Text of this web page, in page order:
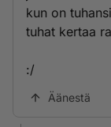
kun on
tuhat kertaa
:/
Äänestä